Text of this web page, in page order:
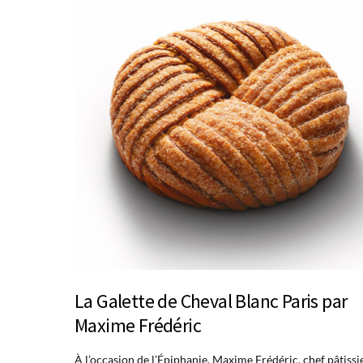
La Galette de Cheval Blanc Paris par
Maxime Frédéric
À l’occasion de l’Épiphanie, Maxime Frédéric, chef